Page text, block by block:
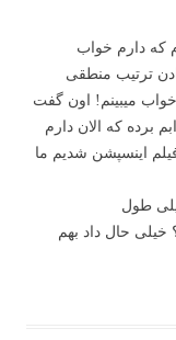
دارم خواب
ترتیب منطقی
میبینم! اون گفت
برده که الان دارم
اینسپشن شدیم ما
طول
حال داد بهم